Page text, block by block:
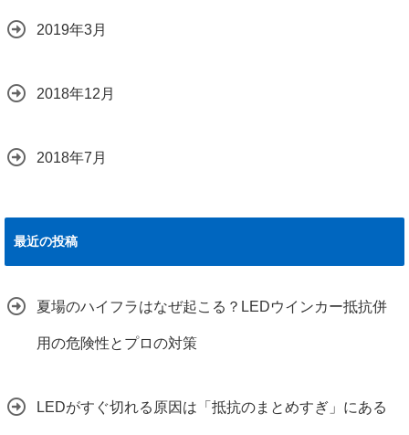
2019年3月
2018年12月
2018年7月
最近の投稿
夏場のハイフラはなぜ起こる？LEDウインカー抵抗併
用の危険性とプロの対策
LEDがすぐ切れる原因は「抵抗のまとめすぎ」にある